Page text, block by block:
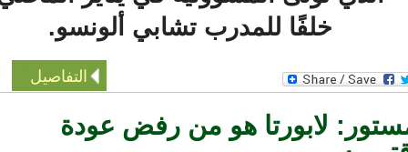
خلفًا للمدرب تشابي ألونسو.
التفاصيل
لابورتا هو من رفض عودة